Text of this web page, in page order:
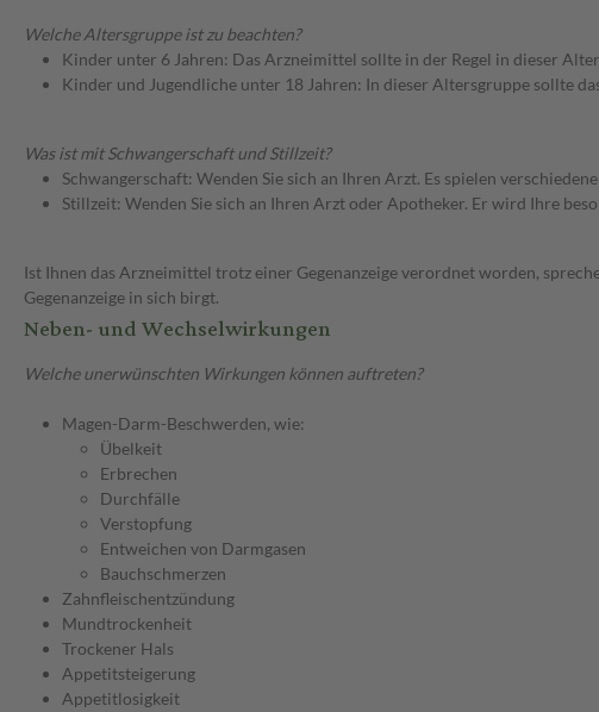
Welche Altersgruppe ist zu beachten?
Kinder unter 6 Jahren: Das Arzneimittel sollte in der Regel in dieser
Kinder und Jugendliche unter 18 Jahren: In dieser Altersgruppe sollte
Was ist mit Schwangerschaft und Stillzeit?
Schwangerschaft: Wenden Sie sich an Ihren Arzt. Es spielen
Stillzeit: Wenden Sie sich an Ihren Arzt oder Apotheker. Er wird Ihre
Ist Ihnen das Arzneimittel trotz einer Gegenanzeige verordnet worden,
Gegenanzeige in sich birgt.
Neben- und Wechselwirkungen
Welche unerwünschten Wirkungen können auftreten?
Magen-Darm-Beschwerden, wie:
Übelkeit
Erbrechen
Durchfälle
Verstopfung
Entweichen von Darmgasen
Bauchschmerzen
Zahnfleischentzündung
Mundtrockenheit
Trockener Hals
Appetitsteigerung
Appetitlosigkeit